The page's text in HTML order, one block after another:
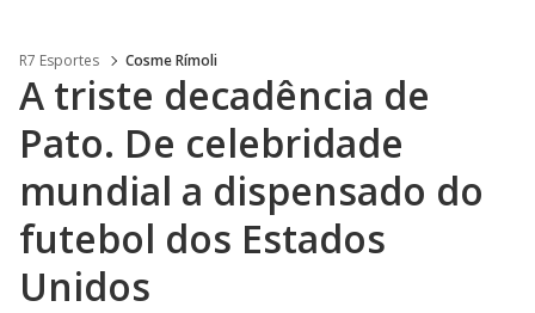
R7 Esportes Cosme Rímoli
A triste decadência de
Pato. De celebridade
mundial a dispensado do
futebol dos Estados
Unidos